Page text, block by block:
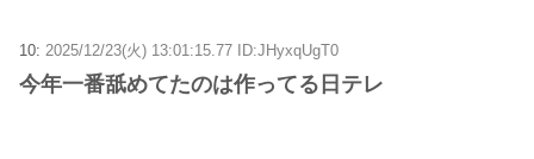
10: 2025/12/23(火) 13:01:15.77 ID:JHyxqUgT0
今年一番舐めてたのは作ってる日テレ